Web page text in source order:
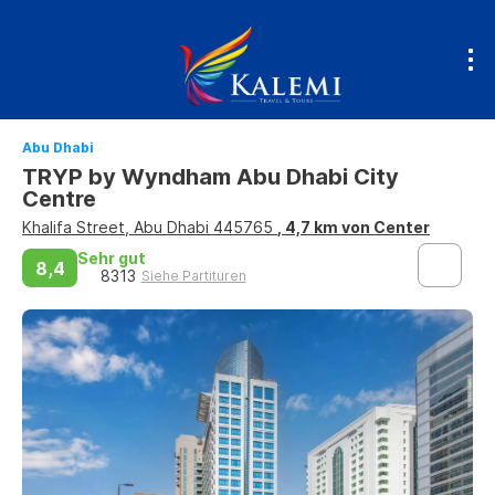
Abu Dhabi
TRYP by Wyndham Abu Dhabi City
Centre
Khalifa Street, Abu Dhabi 445765 , 4,7 km von Center
8,4
Sehr gut
8313 Siehe Partituren